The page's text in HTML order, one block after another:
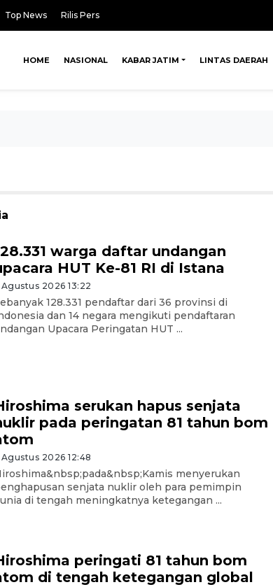
Top News Rilis Pers
HOME NASIONAL KABAR JATIM LINTAS DAERAH
warga daftar undangan
HUT Ke-81 RI di Istana
Agustus 2026 13:22
128.331 pendaftar dari 36 provinsi di
dan 14 negara mengikuti pendaftaran
Upacara Peringatan HUT ...
serukan hapus senjata
pada peringatan 81 tahun bom
Agustus 2026 12:48
menyerukan
senjata nuklir oleh para pemimpin
di tengah meningkatnya ketegangan ...
peringati 81 tahun bom
di tengah ketegangan global